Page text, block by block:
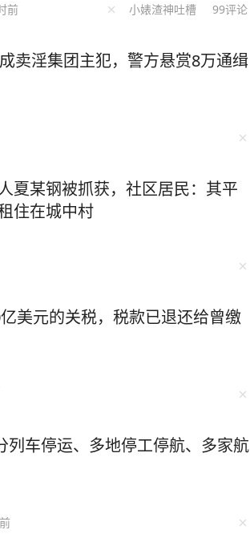
前 小婊渣神吐槽 99评论
卖淫集团主犯，警方悬赏8万通缉
夏某钢被抓获，社区居民：其平
住在城中村
美元的关税，税款已退还给曾缴
列车停运、多地停工停航、多家航